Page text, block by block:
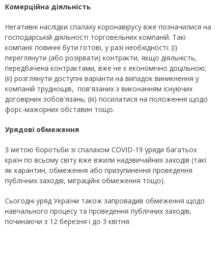
Комерційна діяльність
Негативні наслідки спалаху коронавірусу вже позначилися на
господарській діяльності торговельних компаній. Такі
компанії повинні бути готові, у разі необхідності: (i)
переглянути (або розірвати) контракти, якщо діяльність,
передбачена контрактами, вже не є економічно доцільною;
(іі) розглянути доступні варіанти на випадок виникнення у
компаній труднощів, пов'язаних з виконанням існуючих
договірних зобов'язань; (iii) посилатися на положення щодо
форс-мажорних обставин тощо.
Урядові обмеження
З метою боротьби зі спалахом COVID-19 уряди багатьох
країн по всьому світу вже вжили надзвичайних заходів (такі
як карантин, обмеження або призупинення проведення
публічних заходів, міграційні обмеження тощо).
Сьогодні уряд України також запровадив обмеження щодо
навчального процесу та проведення публічних заходів,
починаючи з 12 березня і до 3 квітня.